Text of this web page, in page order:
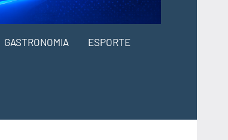
GASTRONOMIA ESPORTE